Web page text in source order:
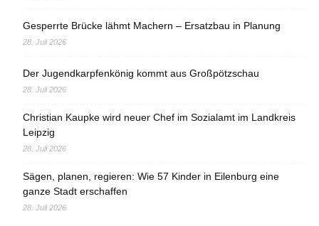
Gesperrte Brücke lähmt Machern – Ersatzbau in Planung
28. Juli 2026
Der Jugendkarpfenkönig kommt aus Großpötzschau
28. Juli 2026
Christian Kaupke wird neuer Chef im Sozialamt im Landkreis
Leipzig
28. Juli 2026
Sägen, planen, regieren: Wie 57 Kinder in Eilenburg eine
ganze Stadt erschaffen
28. Juli 2026